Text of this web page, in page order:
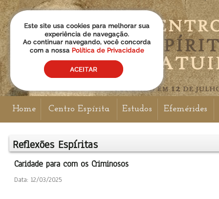
Home Centro Espírita Estudos Efemérides
Reflexões Espíritas
Caridade para com os Criminosos
Data: 12/03/2025